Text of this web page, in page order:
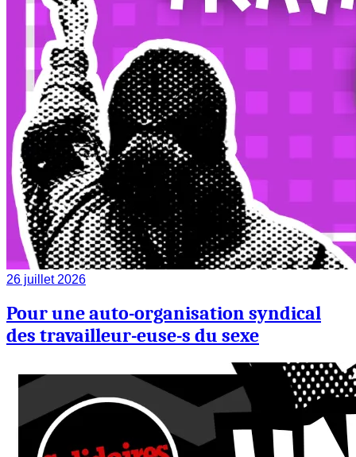
26 juillet 2026
Pour une auto-organisation syndical
des travailleur-euse-s du sexe